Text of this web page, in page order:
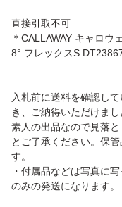
直接引取不可
＊CALLAWAY キャロウ
8° フレックスS
入札前に送料を確認し
き、ご納得いただけま
素人の出品なので見落
とご了承ください。保
す。
・付属品などは写真に
のみの発送になります。...